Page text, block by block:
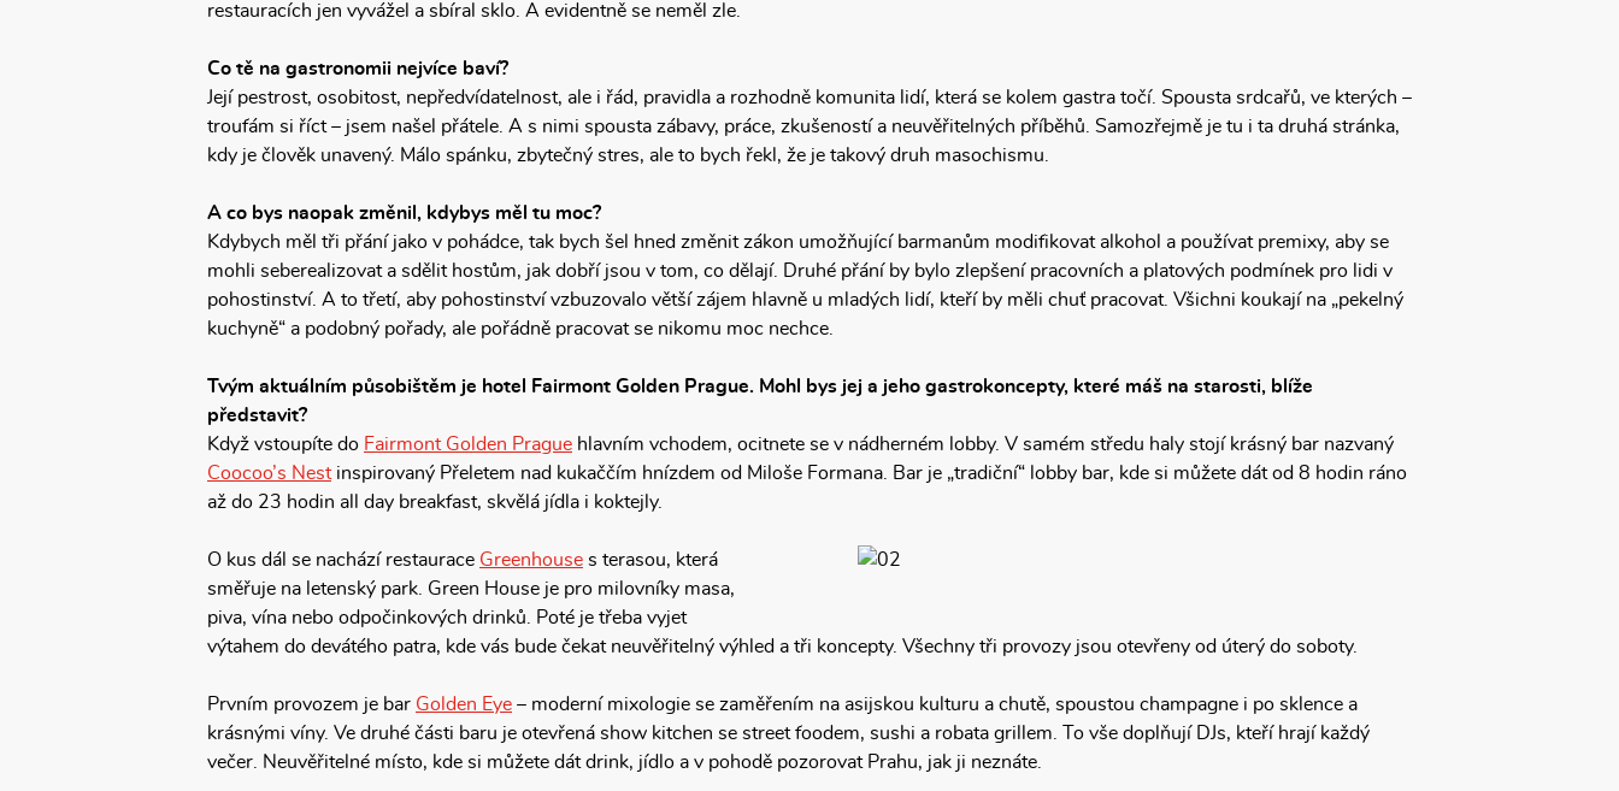
restauracích jen vyvážel a sbíral sklo. A evidentně se neměl zle.
Co tě na gastronomii nejvíce baví?
Její pestrost, osobitost, nepředvídatelnost, ale i řád, pravidla a rozhodně komunita lidí, která se kolem gastra točí. Spousta srdcařů, ve kterých –
troufám si říct – jsem našel přátele. A s nimi spousta zábavy, práce, zkušeností a neuvěřitelných příběhů. Samozřejmě je tu i ta druhá stránka,
kdy je člověk unavený. Málo spánku, zbytečný stres, ale to bych řekl, že je takový druh masochismu.
A co bys naopak změnil, kdybys měl tu moc?
Kdybych měl tři přání jako v pohádce, tak bych šel hned změnit zákon umožňující barmanům modifikovat alkohol a používat premixy, aby se
mohli seberealizovat a sdělit hostům, jak dobří jsou v tom, co dělají. Druhé přání by bylo zlepšení pracovních a platových podmínek pro lidi v
pohostinství. A to třetí, aby pohostinství vzbuzovalo větší zájem hlavně u mladých lidí, kteří by měli chuť pracovat. Všichni koukají na „pekelný
kuchyně“ a podobný pořady, ale pořádně pracovat se nikomu moc nechce.
Tvým aktuálním působištěm je hotel Fairmont Golden Prague. Mohl bys jej a jeho gastrokoncepty, které máš na starosti, blíže
představit?
Když vstoupíte do Fairmont Golden Prague hlavním vchodem, ocitnete se v nádherném lobby. V samém středu haly stojí krásný bar nazvaný
Coocoo’s Nestinspirovaný Přeletem nad kukaččím hnízdem od Miloše Formana. Bar je „tradiční“ lobby bar, kde si můžete dát od 8 hodin ráno
až do 23 hodin all day breakfast, skvělá jídla i koktejly.
O kus dál se nachází restaurace Greenhouse s terasou, která
směřuje na letenský park. Green House je pro milovníky masa,
piva, vína nebo odpočinkových drinků. Poté je třeba vyjet
výtahem do devátého patra, kde vás bude čekat neuvěřitelný výhled a tři koncepty. Všechny tři provozy jsou otevřeny od úterý do soboty.
Prvním provozem je bar Golden Eye – moderní mixologie se zaměřením na asijskou kulturu a chutě, spoustou champagne i po sklence a
krásnými víny. Ve druhé části baru je otevřená show kitchen se street foodem, sushi a robata grillem. To vše doplňují DJs, kteří hrají každý
večer. Neuvěřitelné místo, kde si můžete dát drink, jídlo a v pohodě pozorovat Prahu, jak ji neznáte.